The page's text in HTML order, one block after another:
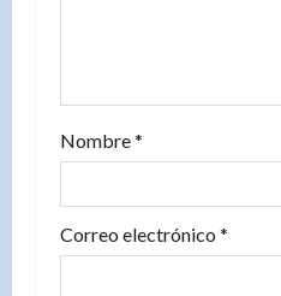
a
d
a
s
Nombre*
Correo electrónico *